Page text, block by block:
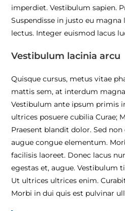
imperdiet. Vestibulum sapien.
Suspendisse in justo eu magna
lectus. Integer euismod lacus
Vestibulum lacinia arcu
Quisque cursus, metus vitae
mattis sem, at interdum
Vestibulum ante ipsum primis
ultrices posuere cubilia Curae;
Praesent blandit dolor. Sed
augue congue elementum.
facilisis laoreet. Donec lacus
egestas et, augue. Vestibulum
Ut ultrices ultrices enim.
Morbi in dui quis est pulvinar